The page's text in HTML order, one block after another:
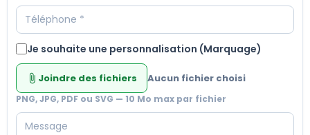
Je souhaite une personnalisation (Marquage)
attach_file Joindre des fichiers Aucun fichier choisi
PNG, JPG, PDF ou SVG — 10 Mo max par fichier